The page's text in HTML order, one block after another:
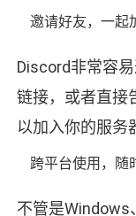
邀请好友，一起
Discord非常容
链接，或者直接
以加入你的服务
跨平台使用，随
不管是Windows